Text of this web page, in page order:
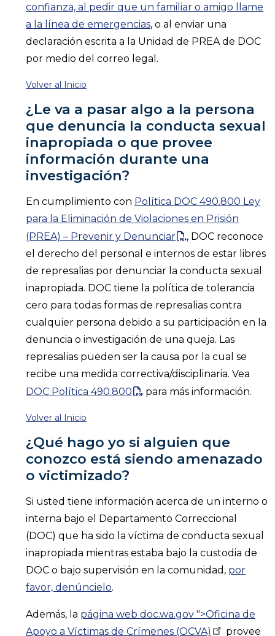
confianza, al pedir que un familiar o amigo llame
a la línea de emergencias, o al enviar una
declaración escrita a la Unidad de PREA de DOC
por medio del correo legal.
Volver al Inicio
¿Le va a pasar algo a la persona
que denuncia la conducta sexual
inapropiada o que provee
información durante una
investigación?
En cumplimiento con Política DOC 490.800 Ley
para la Eliminación de Violaciones en Prisión
(PREA) – Prevenir y Denunciar
, DOC reconoce
el derecho del personal e internos de estar libres
de represalias por denunciar la conducta sexual
inapropiada. DOC tiene la política de tolerancia
cero para todas formas de represalias contra
cualquier persona debido a su participación en la
denuncia o investigación de una queja. Las
represalias pueden ser la causa por la cual se
recibe una medida correctiva/disciplinaria. Vea
DOC Política 490.800
para más información.
Volver al Inicio
¿Qué hago yo si alguien que
conozco está siendo amenazado
o victimizado?
Si usted tiene información acerca de un interno o
interna bajo el Departamento Correccional
(DOC) que ha sido la víctima de conducta sexual
inapropiada mientras estaba bajo la custodia de
DOC o bajo supervisión en la comunidad, por
favor, denúncielo.
Además, la página web doc.wa.gov ">Oficina de
Apoyo a Víctimas de Crímenes (OCVA)
provee